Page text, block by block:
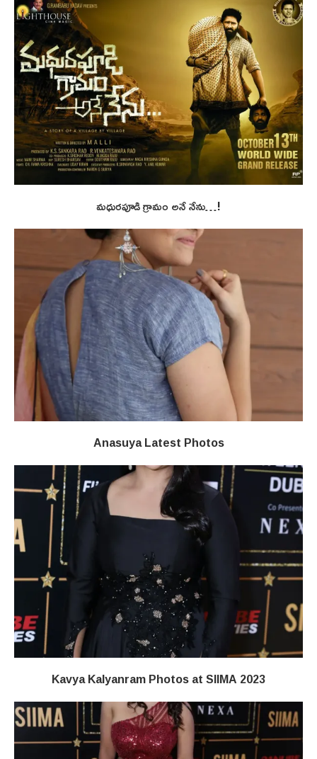
మధురపూడి గ్రామం అనే నేను…!
Anasuya Latest Photos
Kavya Kalyanram Photos at SIIMA 2023